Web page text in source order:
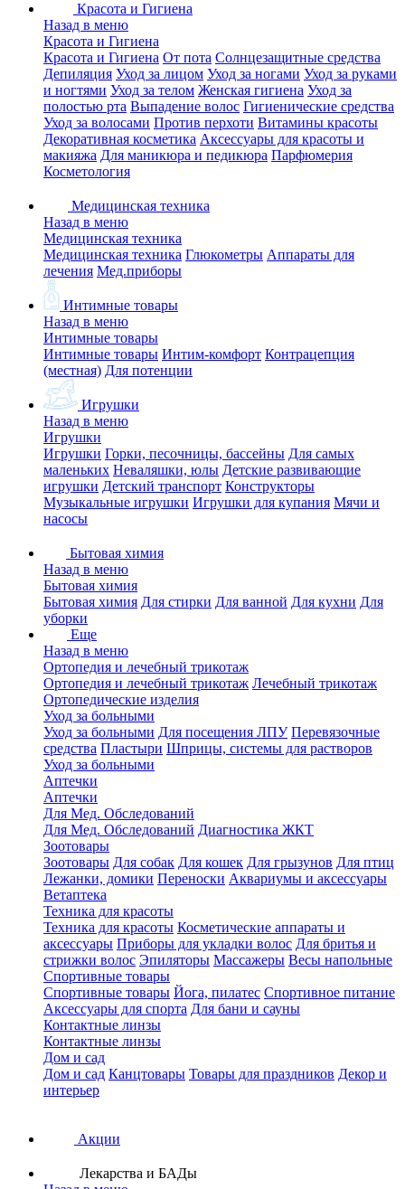
Красота и Гигиена
Назад в меню
Красота и Гигиена
Красота и Гигиена От пота Солнцезащитные средства
Депиляция Уход за лицом Уход за ногами Уход за руками
и ногтями Уход за телом Женская гигиена Уход за
полостью рта Выпадение волос Гигиенические средства
Уход за волосами Против перхоти Витамины красоты
Декоративная косметика Аксессуары для красоты и
макияжа Для маникюра и педикюра Парфюмерия
Косметология
Медицинская техника
Назад в меню
Медицинская техника
Медицинская техника Глюкометры Аппараты для
лечения Мед.приборы
Интимные товары
Назад в меню
Интимные товары
Интимные товары Интим-комфорт Контрацепция
(местная) Для потенции
Игрушки
Назад в меню
Игрушки
Игрушки Горки, песочницы, бассейны Для самых
маленьких Неваляшки, юлы Детские развивающие
игрушки Детский транспорт Конструкторы
Музыкальные игрушки Игрушки для купания Мячи и
насосы
Бытовая химия
Назад в меню
Бытовая химия
Бытовая химия Для стирки Для ванной Для кухни Для
уборки
Еще
Назад в меню
Ортопедия и лечебный трикотаж
Ортопедия и лечебный трикотаж Лечебный трикотаж
Ортопедические изделия
Уход за больными
Уход за больными Для посещения ЛПУ Перевязочные
средства Пластыри Шприцы, системы для растворов
Уход за больными
Аптечки
Аптечки
Для Мед. Обследований
Для Мед. Обследований Диагностика ЖКТ
Зоотовары
Зоотовары Для собак Для кошек Для грызунов Для птиц
Лежанки, домики Переноски Аквариумы и аксессуары
Ветаптека
Техника для красоты
Техника для красоты Косметические аппараты и
аксессуары Приборы для укладки волос Для бритья и
стрижки волос Эпиляторы Массажеры Весы напольные
Спортивные товары
Спортивные товары Йога, пилатес Спортивное питание
Аксессуары для спорта Для бани и сауны
Контактные линзы
Контактные линзы
Дом и сад
Дом и сад Канцтовары Товары для праздников Декор и
интерьер
Акции
Лекарства и БАДы